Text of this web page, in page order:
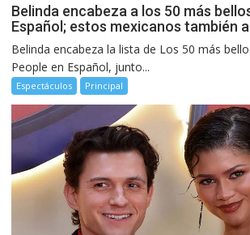
Belinda encabeza a los 50 más
Español; estos mexicanos también
Belinda encabeza la lista de Los 50 más
People en Español, junto...
Espectáculos Principal